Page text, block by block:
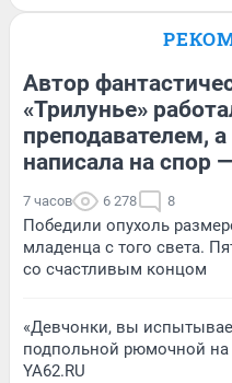
Автор
«Трилунье»
преподавателем,
написала на спор
7 часов 6 278 8
Победили опухоль
младенца с того света.
со счастливым концом
«Девчонки, вы
подпольной рюмочной
YA62.RU